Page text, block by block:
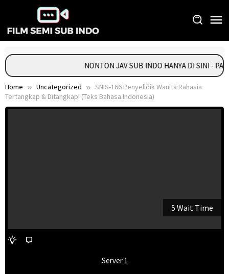
content
NONTON JAV SUB INDO HANYA DI SINI -
Home Uncategorized
SNIS-166 Penyelidik Wanita Rahasia
Tertangkap & Ditangkap! (Teks Bahasa Indonesia)
5 Wait Time
Server 1